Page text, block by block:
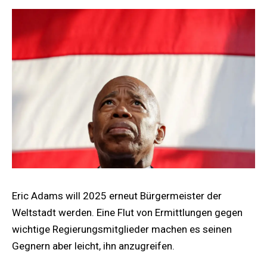
Eric Adams will 2025 erneut Bürgermeister der
Weltstadt werden. Eine Flut von Ermittlungen gegen
wichtige Regierungsmitglieder machen es seinen
Gegnern aber leicht, ihn anzugreifen.